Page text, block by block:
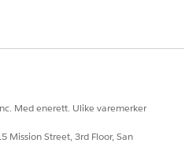
Med enerett. Ulike varemerker
Mission Street, 3rd Floor, San